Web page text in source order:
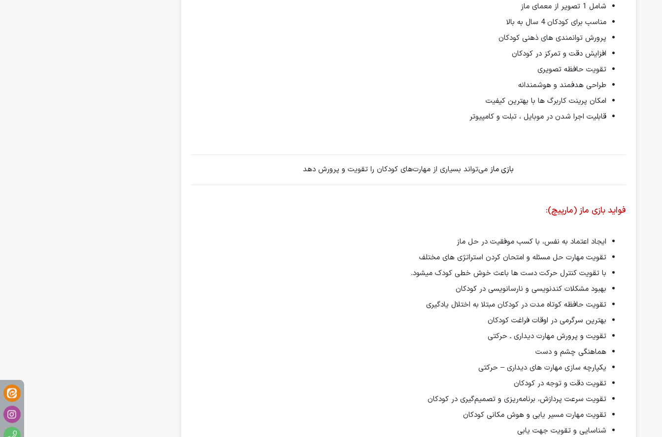
شامل 1 تصویر از معمای ماز
مناسب برای کودکان 4 سال به بالا
پرورش توانمندی های ذهنی کودکان
افزایش دقت و تمرکز در کودکان
تقویت حافظه تصویری
طراحی هدفمند و هوشمندانه
امکان پرینت کاربرگ ها با بهترین کیفیت
قابلیت اجرا شدن در موبایل ، تبلت و کامپیوتر
بازی مازمی‌تواند بسیاری از مهارت‌های کودکان را تقویت و پرورش دهد
فواید بازی ماز (مارپیچ):
ایجاد اعتماد به نفس، با کسب موفقیت در حل ماز
تقویت مهارت حل مسئله و امتحان کردن استراتژی های مختلف
با تقویت کنترل حرکت دست ها باعث خوش خطی کودک میشود.
بهبود مشکلات کندنویسی و نارسانویسی در کودکان
تقویت حافظه کوتاه مدت در کودکان مبتلا به اختلال یادگیری
بهترین سرگرمی در اوقات فراغت کودکان
تقویت و پرورش مهارت دیداری ـ حرکتی
هماهنگی چشم و دست
یکپارچه سازی مهارت های دیداری – حرکتی
تقویت دقت و توجه در کودکان
تقویت سرعت پردازش، برنامه‌ریزی و تصمیم‌گیری در کودکان
تقویت مهارت مسیر یابی و هوش مکانی کودکان
شناسایی و تقویت جهت یابی